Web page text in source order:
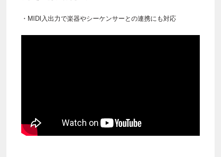
・MIDI入出力で楽器やシーケンサーとの連携にも対応